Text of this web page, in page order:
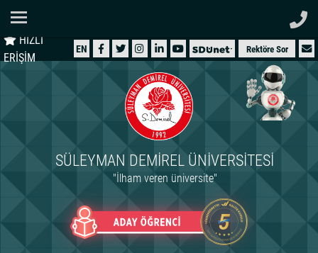
HIZLI
ERİŞİM
EN Rektöre Sor
SÜLEYMAN DEMIREL ÜNIVERSITESI
"İlham veren üniversite"
ÜNİVERSİTEMİZ
İDARİ
ARAŞTIRMA
INTERNATIONAL